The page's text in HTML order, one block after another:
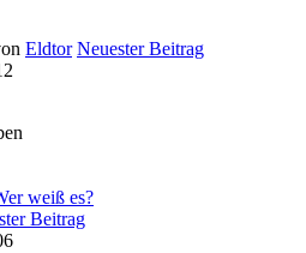
Eldtor Neuester Beitrag
weiß es?
Beitrag